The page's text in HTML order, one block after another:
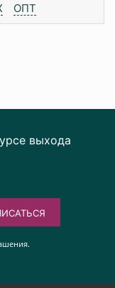
ОПТ
выхода